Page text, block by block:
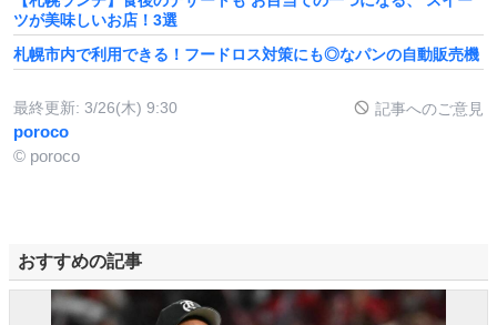
ツが美味しいお店！3選
札幌市内で利用できる！フードロス対策にも◎なパンの自動販売機
最終更新: 3/26(木) 9:30 記事へのご意見
poroco
© poroco
おすすめの記事